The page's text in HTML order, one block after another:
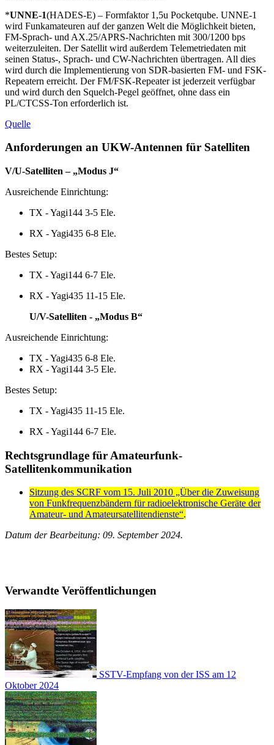
*UNNE-1(HADES-E) – Formfaktor 1,5u Pocketqube. UNNE-1
wird Funkamateuren auf der ganzen Welt die Möglichkeit bieten,
FM-Sprach- und AX.25/APRS-Nachrichten mit 300/1200 bps
weiterzuleiten. Der Satellit wird außerdem Telemetriedaten mit
seinen Status-, Sprach- und CW-Nachrichten übertragen. All dies
wird durch die Implementierung von SDR-basierten FM- und FSK-
Repeatern erreicht. Der FM/FSK-Repeater ist jederzeit verfügbar
und wird durch den Squelch-Pegel geöffnet, ohne dass ein
PL/CTCSS-Ton erforderlich ist.
Quelle
Anforderungen an UKW-Antennen für Satelliten
V/U-Satelliten – „Modus J“
Ausreichende Einrichtung:
TX - Yagi144 3-5 Ele.
RX - Yagi435 6-8 Ele.
Bestes Setup:
TX - Yagi144 6-7 Ele.
RX - Yagi435 11-15 Ele.
U/V-Satelliten - „Modus B“
Ausreichende Einrichtung:
TX - Yagi435 6-8 Ele.
RX - Yagi144 3-5 Ele.
Bestes Setup:
TX - Yagi435 11-15 Ele.
RX - Yagi144 6-7 Ele.
Rechtsgrundlage für Amateurfunk-
Satellitenkommunikation
Sitzung des SCRF vom 15. Juli 2010 „Über die Zuweisung
von Funkfrequenzbändern für radioelektronische Geräte der
Amateur- und Amateursatellitendienste“.
Datum der Bearbeitung: 09. September 2024.
Verwandte Veröffentlichungen
SSTV-Empfang von der ISS am 12
Oktober 2024